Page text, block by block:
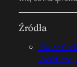
Źródła
Claude